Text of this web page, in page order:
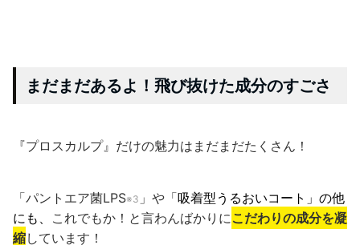
まだまだあるよ！飛び抜けた成分のすごさ
『プロスカルプ』だけの魅力はまだまだたくさん！
「パントエア菌LPS※3 」や「吸着型うるおいコート」の他
にも、 これでもか！と言わんばかりにこだわりの成分を凝
縮しています！